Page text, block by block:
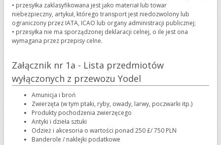
• przesyłka zaklasyfikowana jest jako materiał lub towar
niebezpieczny, artykuł, którego transport jest niedozwolony lub
ograniczony przez IATA, ICAO lub organy administracji publicznej;
• przesyłka nie ma sporządzonej deklaracji celnej, o ile jest ona
wymagana przez przepisy celne.
Załącznik nr 1a - Lista przedmiotów
wyłączonych z przewozu Yodel
Amunicja i broń
Zwierzęta (w tym ptaki, ryby, owady, larwy, poczwarki itp.)
Produkty pochodzenia zwierzęcego
Antyki i dzieła sztuki
Odzież i akcesoria o wartości ponad 250 £/ 750 PLN
Banderole / naklejki podatkowe